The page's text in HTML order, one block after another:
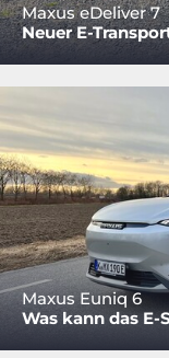
Maxus eDeliver 7
Neuer E-
Maxus Euniq 6
Was kann das E-